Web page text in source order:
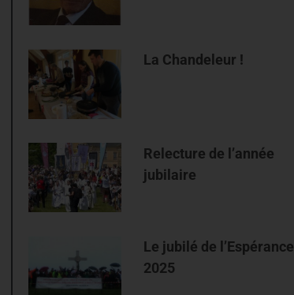
La Chandeleur !
Relecture de l’année
jubilaire
Le jubilé de l’Espérance
2025